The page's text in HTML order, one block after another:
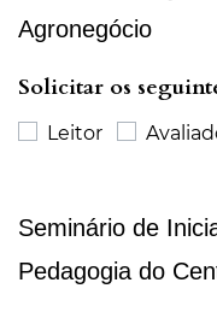
Agronegócio
Solicitar os
Leitor
Seminário de
Pedagogia do